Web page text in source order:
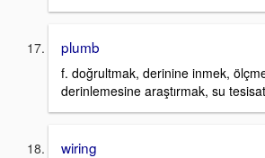
plumb
f. doğrultmak, derinine inmek,
derinlemesine araştırmak, su
wiring